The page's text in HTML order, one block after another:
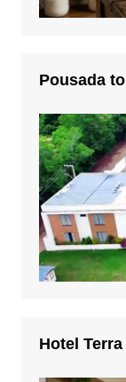
Pousada
Hotel